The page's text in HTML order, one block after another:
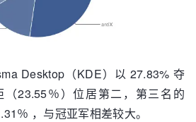
Desktop（KDE）以 27.83% 夺
23.55％）位居第二，第三名的
％ ，与冠亚军相差较大。